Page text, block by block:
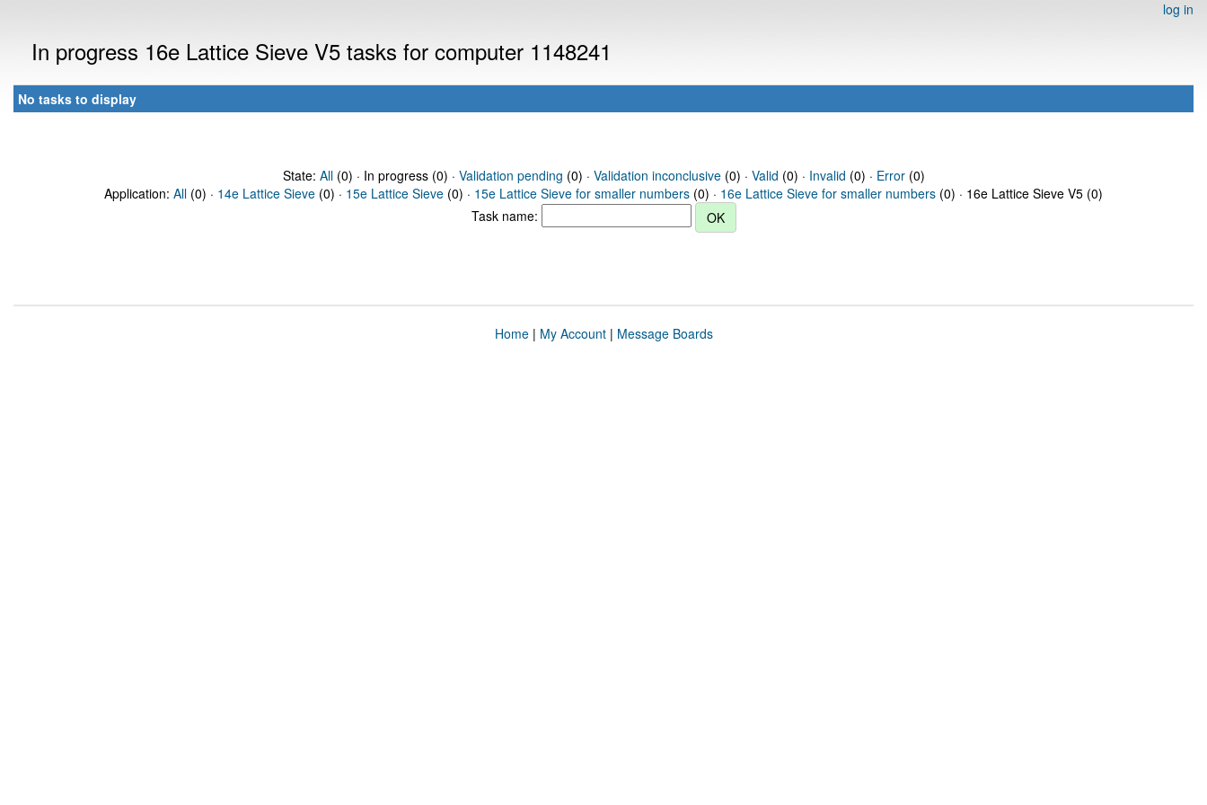
log in
In progress 16e Lattice Sieve V5 tasks for computer 1148241
No tasks to display
State: All(0) · In progress (0) · Validation pending (0) · Validation inconclusive(0) · Valid (0) · Invalid (0) · Error(0)
Application: All (0) · 14e Lattice Sieve (0) · 15e Lattice Sieve (0) · 15e Lattice Sieve for smaller numbers (0) · 16e Lattice Sieve for smaller numbers (0) · 16e Lattice Sieve V5 (0)
Task name:
Home| My Account| Message Boards